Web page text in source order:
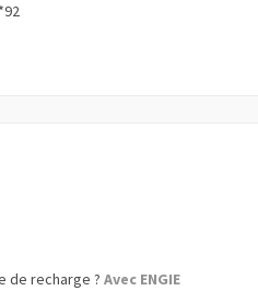
de recharge ? Avec ENGIE